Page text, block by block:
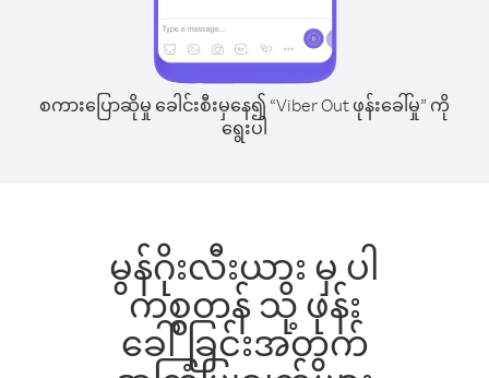
စကားပြောဆိုမှု ခေါင်းစီးမှနေ၍ “Viber Out ဖုန်းခေါ်မှု” ကို
ရွေးပါ
မွန်ဂိုးလီးယား မှ ပါ
ကစ္စတန် သို့ ဖုန်း
ခေါ်ခြင်းအတွက်